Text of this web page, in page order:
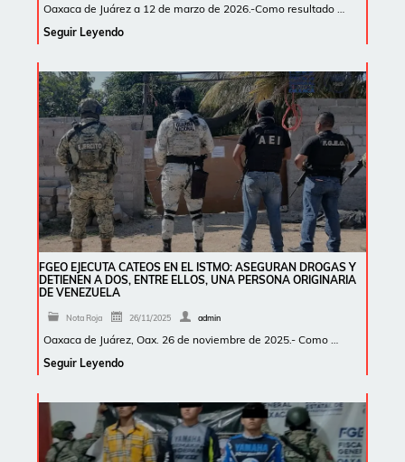
Oaxaca de Juárez a 12 de marzo de 2026.-Como resultado …
Seguir Leyendo
FGEO EJECUTA CATEOS EN EL ISTMO: ASEGURAN DROGAS Y
DETIENEN A DOS, ENTRE ELLOS, UNA PERSONA ORIGINARIA
DE VENEZUELA
Nota Roja 26/11/2025 admin
Oaxaca de Juárez, Oax. 26 de noviembre de 2025.- Como …
Seguir Leyendo